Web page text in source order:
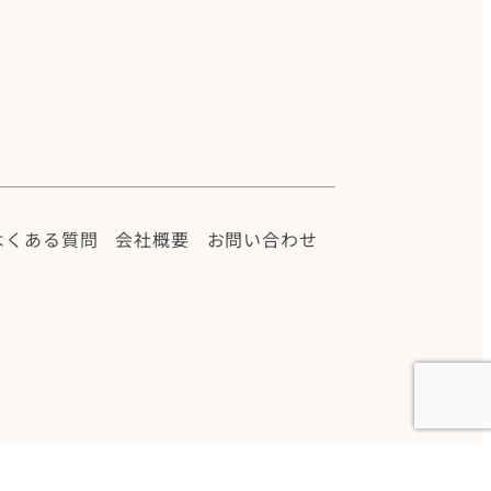
くある質問 会社概要 お問い合わせ